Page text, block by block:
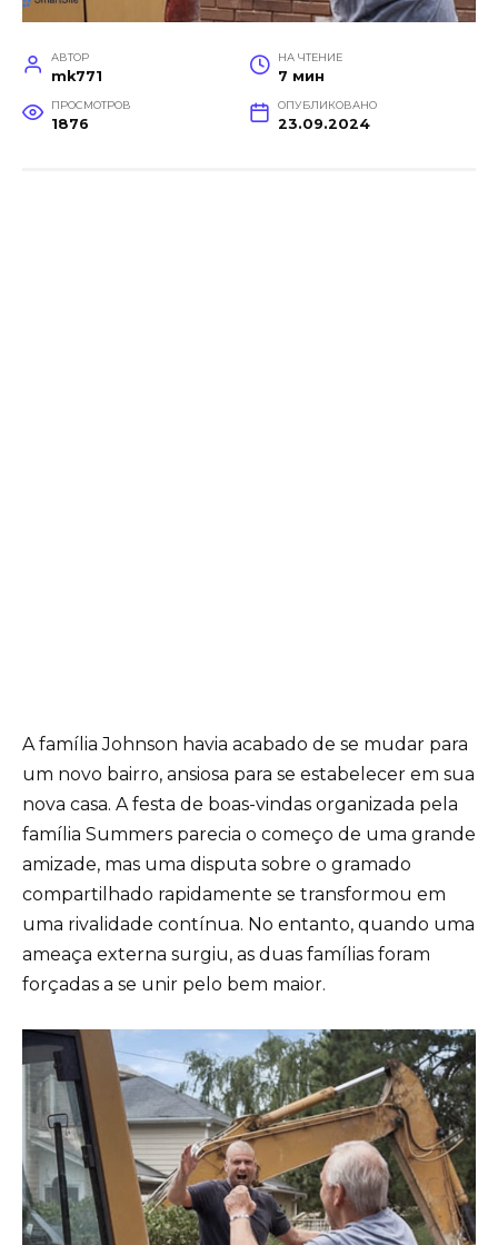
АВТОР
mk771
НА ЧТЕНИЕ
7 мин
ПРОСМОТРОВ
1876
ОПУБЛИКОВАНО
23.09.2024
A família Johnson havia acabado de se mudar para
um novo bairro, ansiosa para se estabelecer em sua
nova casa. A festa de boas-vindas organizada pela
família Summers parecia o começo de uma grande
amizade, mas uma disputa sobre o gramado
compartilhado rapidamente se transformou em
uma rivalidade contínua. No entanto, quando uma
ameaça externa surgiu, as duas famílias foram
forçadas a se unir pelo bem maior.